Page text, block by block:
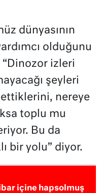
dünyasının
olduğunu
“Dinozor izleri
şeyleri
ettiklerini, nereye
toplu mu
Bu da
bir yolu” diyor.
içine hapsolmuş